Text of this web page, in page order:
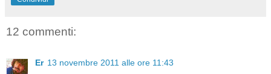
12 commenti:
Er 13 novembre 2011 alle ore 11:43